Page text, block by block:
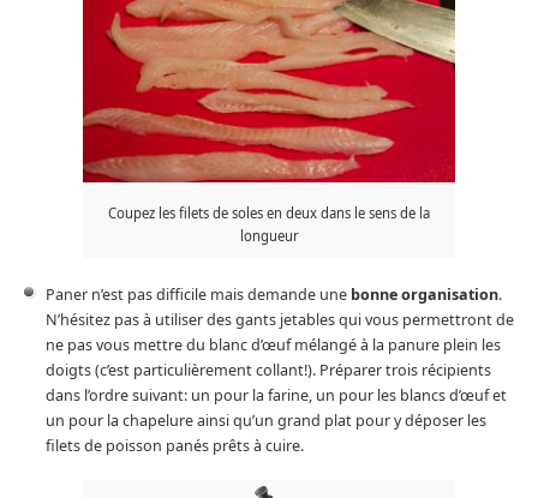
Coupez les filets de soles en deux dans le sens de la
longueur
Paner n’est pas difficile mais demande une bonne organisation.
N’hésitez pas à utiliser des gants jetables qui vous permettront de
ne pas vous mettre du blanc d’œuf mélangé à la panure plein les
doigts (c’est particulièrement collant!). Préparer trois récipients
dans l’ordre suivant: un pour la farine, un pour les blancs d’œuf et
un pour la chapelure ainsi qu’un grand plat pour y déposer les
filets de poisson panés prêts à cuire.